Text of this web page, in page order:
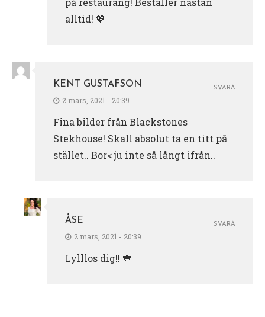
alltid! 💖
KENT GUSTAFSON
2 mars, 2021 - 20:39
Fina bilder från Blackstones
Stekhouse! Skall absolut ta en titt på
stället.. Bor< ju inte så långt ifrån..
SVARA
ÅSE
2 mars, 2021 - 20:39
Lylllos dig!! 💙
SVARA